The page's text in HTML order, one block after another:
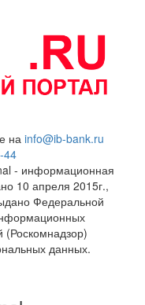
на info@ib-bank.ru
44
- информационная
10 апреля 2015г.,
Федеральной
(Роскомнадзор)
данных.